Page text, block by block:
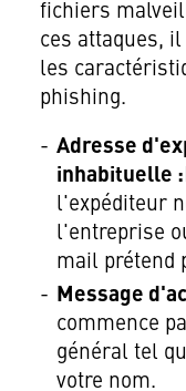
fichiers
ces attaques,
les
phishing.
Adresse
inhabituelle :
l'expéditeur
l'entreprise
mail prétend
Message
commence
général tel
votre nom.